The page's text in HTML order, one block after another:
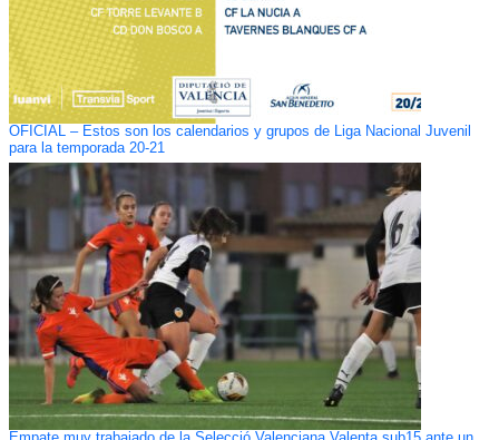
OFICIAL – Estos son los calendarios y grupos de Liga Nacional Juvenil
para la temporada 20-21